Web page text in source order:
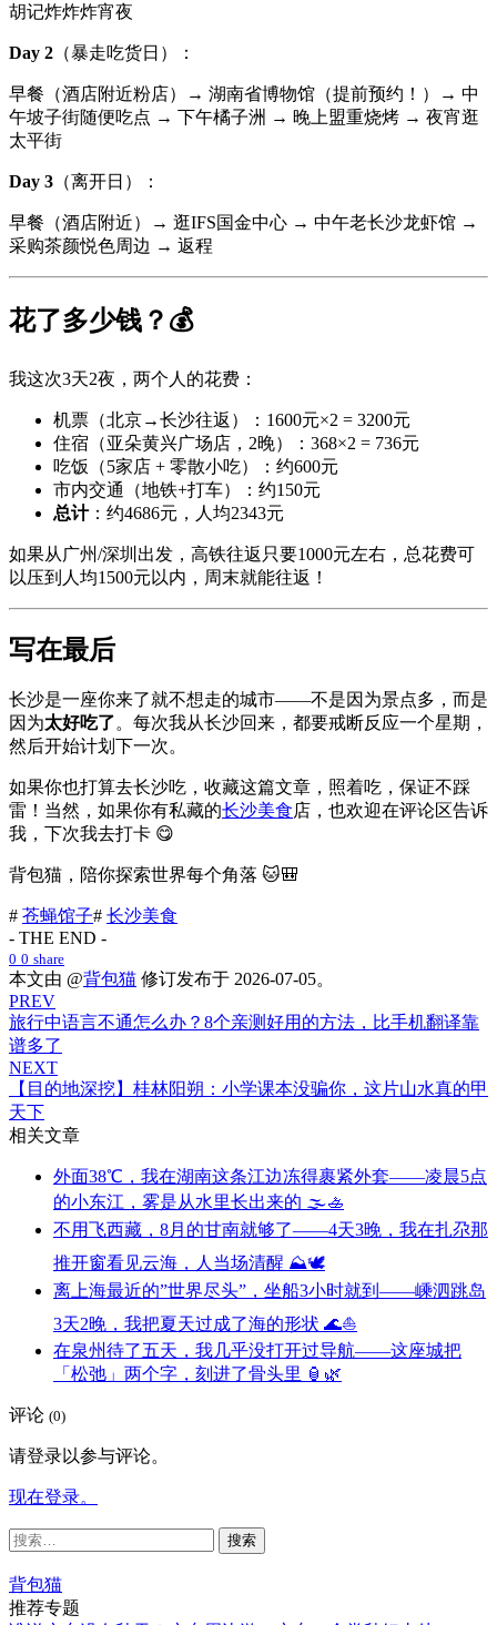
胡记炸炸炸宵夜
Day 2 （暴走吃货日）：
早餐（酒店附近粉店）→ 湖南省博物馆（提前预约！）→ 中
午坡子街随便吃点 → 下午橘子洲 → 晚上盟重烧烤 → 夜宵逛
太平街
Day 3 （离开日）：
早餐（酒店附近）→ 逛IFS国金中心 → 中午老长沙龙虾馆 →
采购茶颜悦色周边 → 返程
花了多少钱？💰
我这次3天2夜，两个人的花费：
机票（北京→长沙往返）：1600元×2 = 3200元
住宿（亚朵黄兴广场店，2晚）：368×2 = 736元
吃饭（5家店 + 零散小吃）：约600元
市内交通（地铁+打车）：约150元
总计：约4686元，人均2343元
如果从广州/深圳出发，高铁往返只要1000元左右，总花费可
以压到人均1500元以内，周末就能往返！
写在最后
长沙是一座你来了就不想走的城市——不是因为景点多，而是
因为太好吃了。每次我从长沙回来，都要戒断反应一个星期，
然后开始计划下一次。
如果你也打算去长沙吃，收藏这篇文章，照着吃，保证不踩
雷！当然，如果你有私藏的长沙美食店，也欢迎在评论区告诉
我，下次我去打卡 😋
背包猫，陪你探索世界每个角落 🐱🎒
# 苍蝇馆子# 长沙美食
- THE END -
0 0 share
本文由 @背包猫 修订发布于 2026-07-05。
PREV
旅行中语言不通怎么办？8个亲测好用的方法，比手机翻译靠
谱多了
NEXT
【目的地深挖】桂林阳朔：小学课本没骗你，这片山水真的甲
天下
相关文章
外面38℃，我在湖南这条江边冻得裹紧外套——凌晨5点
的小东江，雾是从水里长出来的 🌫️🚣
不用飞西藏，8月的甘南就够了——4天3晚，我在扎尕那
推开窗看见云海，人当场清醒 ⛰️🕊️
离上海最近的”世界尽头”，坐船3小时就到——嵊泗跳岛
3天2晚，我把夏天过成了海的形状 🌊⛵
在泉州待了五天，我几乎没打开过导航——这座城把
「松弛」两个字，刻进了骨头里 🏮🌿
评论 (0)
请登录以参与评论。
现在登录。
搜
背包猫
推荐专题